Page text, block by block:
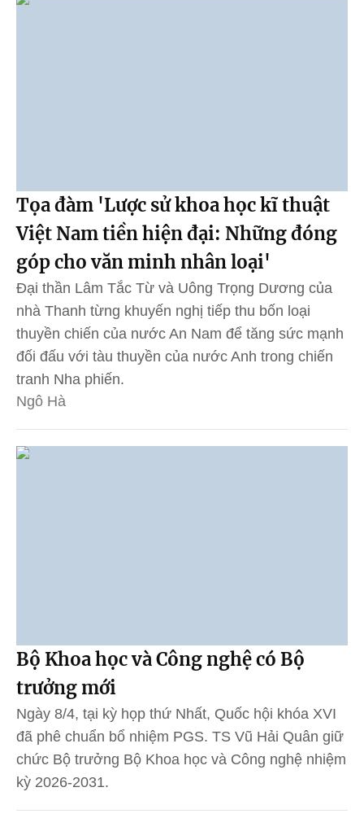
Tọa đàm 'Lược sử khoa học kĩ thuật
Việt Nam tiền hiện đại: Những đóng
góp cho văn minh nhân loại'
Đại thần Lâm Tắc Từ và Uông Trọng Dương của
nhà Thanh từng khuyến nghị tiếp thu bốn loại
thuyền chiến của nước An Nam để tăng sức mạnh
đối đấu với tàu thuyền của nước Anh trong chiến
tranh Nha phiến.
Ngô Hà
Bộ Khoa học và Công nghệ có Bộ
trưởng mới
Ngày 8/4, tại kỳ họp thứ Nhất, Quốc hội khóa XVI
đã phê chuẩn bổ nhiệm PGS. TS Vũ Hải Quân giữ
chức Bộ trưởng Bộ Khoa học và Công nghệ nhiệm
kỳ 2026-2031.